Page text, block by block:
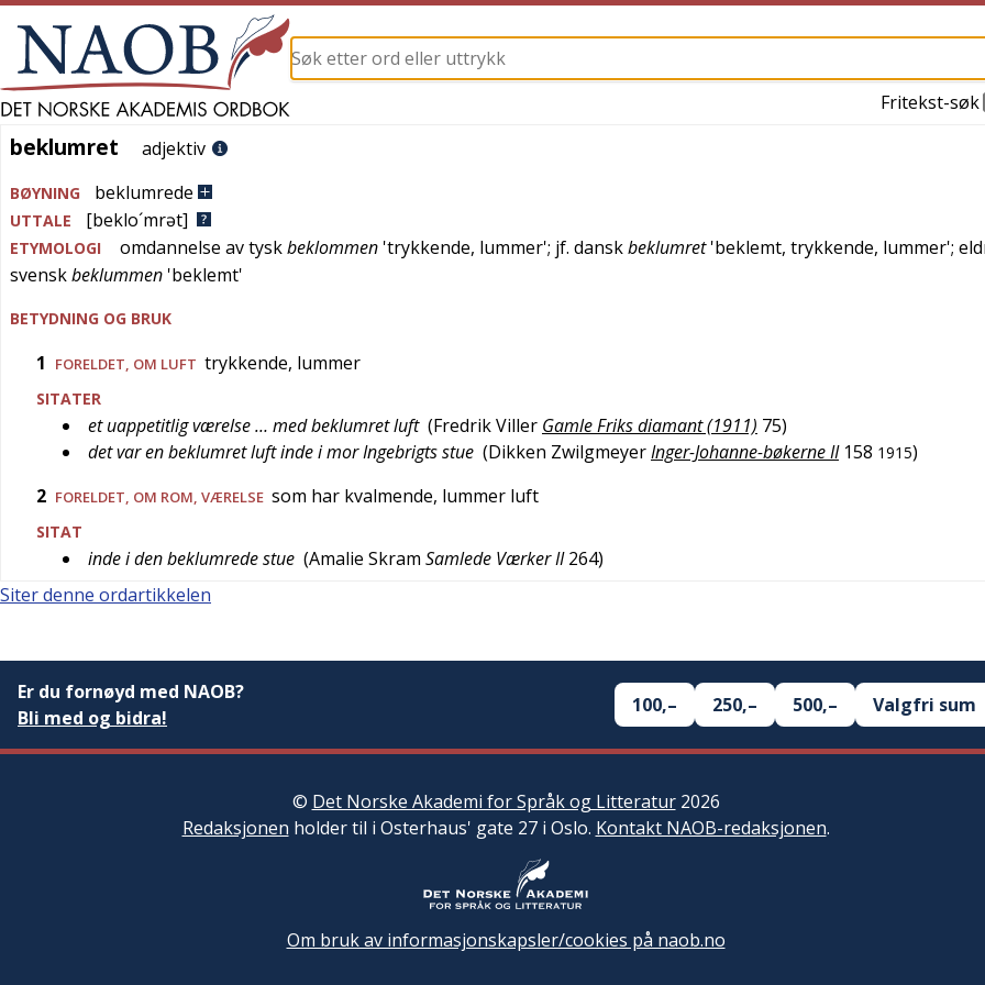
Fritekst-søk
beklumret
beklumret adjektiv
BØYNING beklumrede
UTTALE [beklo´mrət]
ETYMOLOGI omdannelse avtyskbeklommen 'trykkende, lummer'; jf. danskbeklumret'beklemt, trykkende, lummer';
svenskbeklummen 'beklemt'
BETYDNING OG BRUK
1 FORELDET , OM LUFT trykkende, lummer
SITATER
et uappetitlig værelse … med beklumret luft (Fredrik Viller Gamle Friks diamant (1911) 75)
det var en beklumret luft inde i mor Ingebrigts stue (Dikken ZwilgmeyerInger-Johanne-bøkerne II 158 1915)
2 FORELDET , OM ROM, VÆRELSE som har kvalmende, lummer luft
SITAT
inde i den beklumrede stue (Amalie Skram Samlede Værker II 264)
Siter denne ordartikkelen
Er du fornøyd med NAOB?
Bli med og bidra!
100,– 250,– 500,– Valgfri sum
© Det Norske Akademi for Språk og Litteratur2026
Redaksjonen holder til i Osterhaus' gate 27 i Oslo. Kontakt NAOB-redaksjonen.
Om bruk av informasjonskapsler/cookies på naob.no